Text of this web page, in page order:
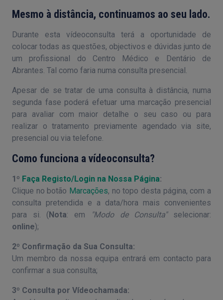
Mesmo à distância, continuamos ao seu lado.
Durante esta vídeoconsulta terá a oportunidade de
colocar todas as questões, objectivos e dúvidas junto de
um profissional do Centro Médico e Dentário de
Abrantes. Tal como faria numa consulta presencial.
Apesar de se tratar de uma consulta à distância, numa
segunda fase poderá efetuar uma marcação presencial
para avaliar com maior detalhe o seu caso ou para
realizar o tratamento previamente agendado via site,
presencial ou via telefone.
Como funciona a vídeoconsulta?
1º Faça Registo/Login na Nossa Página:
Clique no botão Marcações, no topo desta página, com a
consulta pretendida e a data/hora mais convenientes
para si. (Nota: em "Modo de Consulta"selecionar:
online);
2º Confirmação da Sua Consulta:
Um membro da nossa equipa entrará em contacto para
confirmar a sua consulta;
3º Consulta por Vídeochamada: